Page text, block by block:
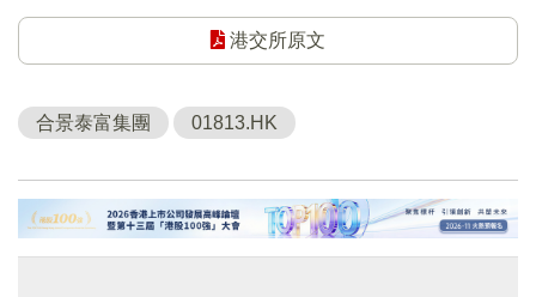
港交所原文
合景泰富集團 01813.HK